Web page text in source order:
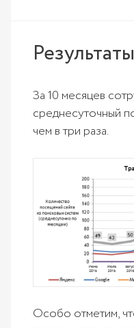
Результаты
За 10 месяцев
среднесуточный
чем в три раза.
Особо отметим,